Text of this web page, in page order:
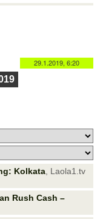
29.1.2019, 6:20
Kolkata , Laola1.tv
Rush Cash –